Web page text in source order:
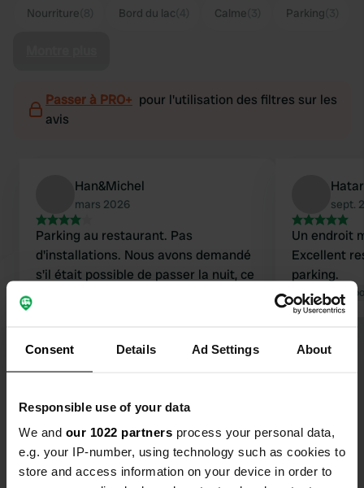
Consent Details Ad Settings About
Responsible use of your data
We and our 1022 partners process your personal data,
e.g. your IP-number, using technology such as cookies to
store and access information on your device in order to
Nourriture Bord du lac Calme Parking
Passer à PRO+ pour l'utilisation des filtres sur les
avis
Han&Michel
mars 2026
Parking au restaurant. Pas
d'installations. Nous avons demandé
s'il était possible de passer la nuit, ce
terrasse.
sept.
Un endroit
Excellent
parking.
Traduit par
Es-tu déjà venu ici ?